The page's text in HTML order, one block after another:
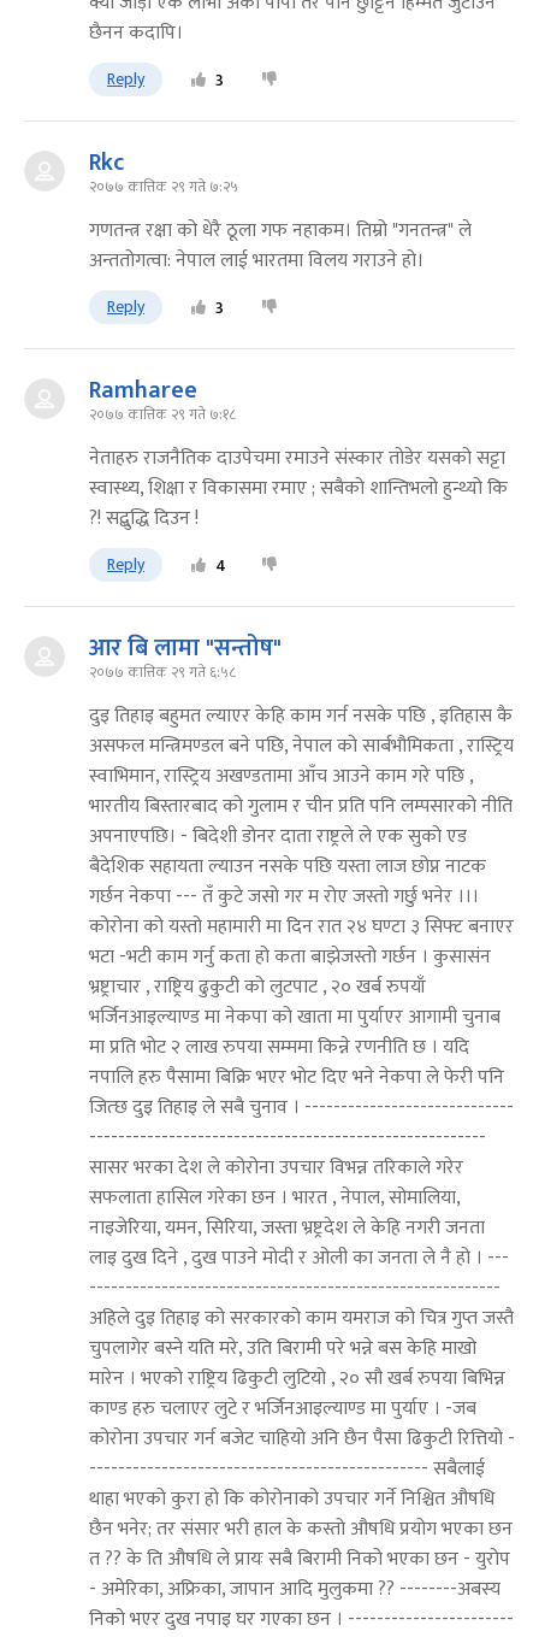
छैनन कदापि।
Reply 3
Rkc
२०७७ कात्तिक २९ गते ७:२५
गणतन्त्र रक्षा को धेरै ठूला गफ नहाकम। तिम्रो "गनतन्त्र" ले
अन्ततोगत्वा: नेपाल लाई भारतमा विलय गराउने हो।
Reply 3
Ramharee
२०७७ कात्तिक २९ गते ७:१८
नेताहरु राजनैतिक दाउपेचमा रमाउने संस्कार तोडेर यसको सट्टा
स्वास्थ्य, शिक्षा र विकासमा रमाए ; सबैको शान्तिभलो हुन्थ्यो कि
?! सद्बुद्धि दिउन !
Reply 4
आर बि लामा "सन्तोष"
२०७७ कात्तिक २९ गते ६:५८
दुइ तिहाइ बहुमत ल्याएर केहि काम गर्न नसके पछि , इतिहास कै
असफल मन्त्रिमण्डल बने पछि, नेपाल को सार्बभौमिकता , रास्ट्रिय
स्वाभिमान, रास्ट्रिय अखण्डतामा आँच आउने काम गरे पछि ,
भारतीय बिस्तारबाद को गुलाम र चीन प्रति पनि लम्पसारको नीति
अपनाएपछि। - बिदेशी डोनर दाता राष्ट्रले ले एक सुको एड
बैदेशिक सहायता ल्याउन नसके पछि यस्ता लाज छोप्न नाटक
गर्छन नेकपा --- तँ कुटे जसो गर म रोए जस्तो गर्छु भनेर ।।।
कोरोना को यस्तो महामारी मा दिन रात २४ घण्टा ३ सिफ्ट बनाएर
भटा -भटी काम गर्नु कता हो कता बाझेजस्तो गर्छन । कुसासंन
भ्रष्ट्राचार , राष्ट्रिय ढुकुटी को लुटपाट , २० खर्ब रुपयाँ
भर्जिनआइल्याण्ड मा नेकपा को खाता मा पुर्याएर आगामी चुनाब
मा प्रति भोट २ लाख रुपया सम्ममा किन्ने रणनीति छ । यदि
नपालि हरु पैसामा बिक्रि भएर भोट दिए भने नेकपा ले फेरी पनि
जित्छ दुइ तिहाइ ले सबै चुनाव । -----------------------------
-------------------------------------------------------
सासर भरका देश ले कोरोना उपचार विभन्न तरिकाले गरेर
सफलाता हासिल गरेका छन । भारत , नेपाल, सोमालिया,
नाइजेरिया, यमन, सिरिया, जस्ता भ्रष्ट्रदेश ले केहि नगरी जनता
लाइ दुख दिने , दुख पाउने मोदी र ओली का जनता ले नै हो । ---
---------------------------------------------------------
अहिले दुइ तिहाइ को सरकारको काम यमराज को चित्र गुप्त जस्तै
चुपलागेर बस्ने यति मरे, उति बिरामी परे भन्ने बस केहि माखो
मारेन । भएको राष्ट्रिय ढिकुटी लुटियो , २० सौ खर्ब रुपया बिभिन्न
काण्ड हरु चलाएर लुटे र भर्जिनआइल्याण्ड मा पुर्याए । -जब
कोरोना उपचार गर्न बजेट चाहियो अनि छैन पैसा ढिकुटी रित्तियो -
----------------------------------------------- सबैलाई
थाहा भएको कुरा हो कि कोरोनाको उपचार गर्ने निश्चित औषधि
छैन भनेर; तर संसार भरी हाल के कस्तो औषधि प्रयोग भएका छन
त ?? के ति औषधि ले प्रायः सबै बिरामी निको भएका छन - युरोप
- अमेरिका, अफ्रिका, जापान आदि मुलुकमा ?? --------अबस्य
निको भएर दुख नपाइ घर गएका छन । -----------------------